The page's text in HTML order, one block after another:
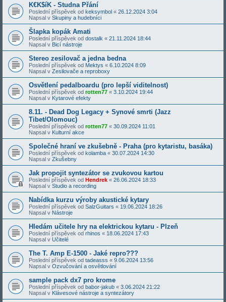
K€K$íK - Studna Přání
Poslední příspěvek od keksymbol « 26.12.2024 3:04
Napsal v Skupiny a hudebníci
Šlapka kopák Amati
Poslední příspěvek od dostalk « 21.11.2024 18:44
Napsal v Bicí nástroje
Stereo zesilovač a jedna bedna
Poslední příspěvek od Mektys « 6.10.2024 8:09
Napsal v Zesilovače a reproboxy
Osvětlení pedalboardu (pro lepší viditelnost)
Poslední příspěvek od rotten77 « 3.10.2024 19:44
Napsal v Kytarové efekty
8.11. - Dead Dog Legacy + Synové smrti (Jazz
Tibet/Olomouc)
Poslední příspěvek od rotten77 « 30.09.2024 11:01
Napsal v Kulturní akce
Společné hraní ve zkušebně - Praha (pro kytaristu, basáka)
Poslední příspěvek od kolamba « 30.07.2024 14:30
Napsal v Zkušebny
Jak propojit syntezátor se zvukovou kartou
Poslední příspěvek od Hendrek « 26.06.2024 18:33
Napsal v Studio a recording
Nabídka kurzu výroby akustické kytary
Poslední příspěvek od SalzGuitars « 19.06.2024 18:26
Napsal v Nástroje
Hledám učitele hry na elektrickou kytaru - Plzeň
Poslední příspěvek od rhinos « 18.06.2024 17:43
Napsal v Učitelé
The T. Amp E-1500 - Jaké repro???
Poslední příspěvek od tadeasss « 9.06.2024 13:56
Napsal v Ozvučování a osvětlování
sample pack dx7 pro krome
Poslední příspěvek od babor-jakub « 3.06.2024 21:22
Napsal v Klávesové nástroje a syntezátory